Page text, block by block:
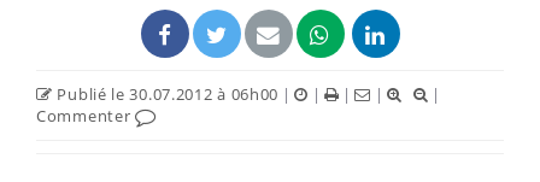
Publié le 30.07.2012 à 06h00 | | | |
|
Commenter